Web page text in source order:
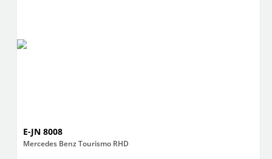
E-JN 8008
Mercedes Benz Tourismo RHD